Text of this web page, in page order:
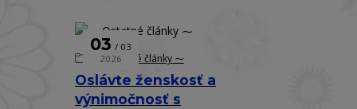
Oslávte ženskosť a
výnimočnosť s
03
03
2026
⁓ Ostatné články ⁓